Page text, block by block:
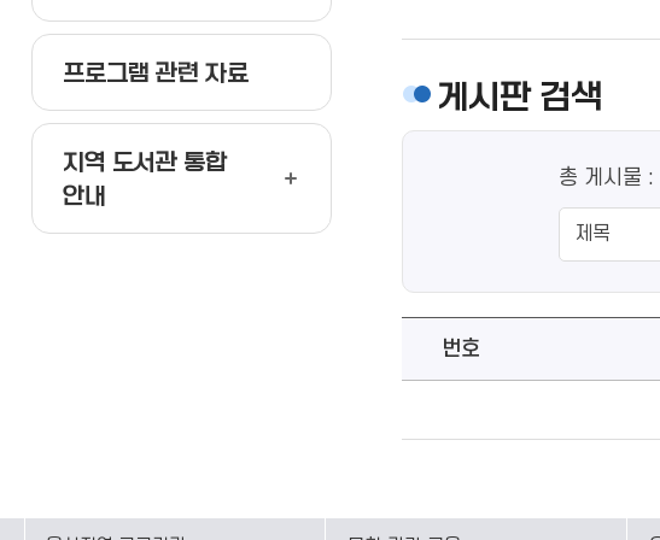
프로그램 관련 자료
지역 도서관 통합
안내
게시판 검색
총 게시물 :
번호